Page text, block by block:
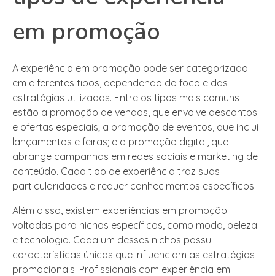
em promoção
A experiência em promoção pode ser categorizada
em diferentes tipos, dependendo do foco e das
estratégias utilizadas. Entre os tipos mais comuns
estão a promoção de vendas, que envolve descontos
e ofertas especiais; a promoção de eventos, que inclui
lançamentos e feiras; e a promoção digital, que
abrange campanhas em redes sociais e marketing de
conteúdo. Cada tipo de experiência traz suas
particularidades e requer conhecimentos específicos.
Além disso, existem experiências em promoção
voltadas para nichos específicos, como moda, beleza
e tecnologia. Cada um desses nichos possui
características únicas que influenciam as estratégias
promocionais. Profissionais com experiência em